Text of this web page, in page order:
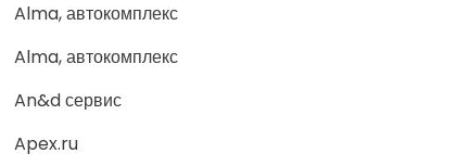
Alma, автокомплекс
Alma, автокомплекс
An&d сервис
Apex.ru